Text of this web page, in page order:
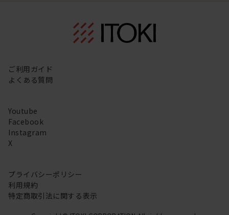
ご利用ガイド
よくある質問
Youtube
Facebook
Instagram
X
プライバシーポリシー
利用規約
特定商取引法に関する表示